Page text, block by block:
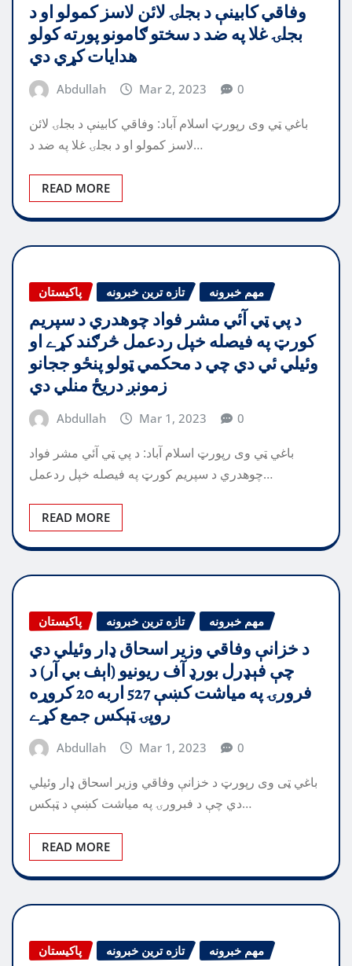
وفاقي کابينې د بجلۍ لائن لاسز کمولو او د
بجلۍ غلا په ضد د سختو ګامونو پورته کولو
هدايات کړي دي
Abdullah Mar 2, 2023 0
باغي ټي وی رپورټ اسلام آباد: وفاقي کابينې د بجلۍ لائن
لاسز کمولو او د بجلۍ غلا په ضد د…
READ MORE
پاکیستان تازه ترین خبرونه مهم خبرونه
د پي ټي آئي مشر فواد چوهدري د سپريم
کورټ په فيصله خپل ردعمل څرګند کړے او
وئيلي ئي دي چي د محکمي ټولو پنځو ججانو
زمونږ دريځ منلي دي
Abdullah Mar 1, 2023 0
باغي ټي وی رپورټ اسلام آباد: د پي ټي آئي مشر فواد
چوهدري د سپريم کورټ په فيصله خپل ردعمل…
READ MORE
پاکیستان تازه ترین خبرونه مهم خبرونه
د خزانې وفاقي وزير اسحاق ډار وئيلي دي
چې فېډرل بورډ آف ريونيو (اېف بي آر) د
فرورۍ په مياشت كښې 527 اربه 20 كروړه
روپۍ ټېكس جمع كړے
Abdullah Mar 1, 2023 0
باغي ټی وی رپورټ د خزانې وفاقي وزير اسحاق ډار وئيلي
دي چې د فبرورۍ په مياشت كښې د ټېكس…
READ MORE
پاکیستان تازه ترین خبرونه مهم خبرونه